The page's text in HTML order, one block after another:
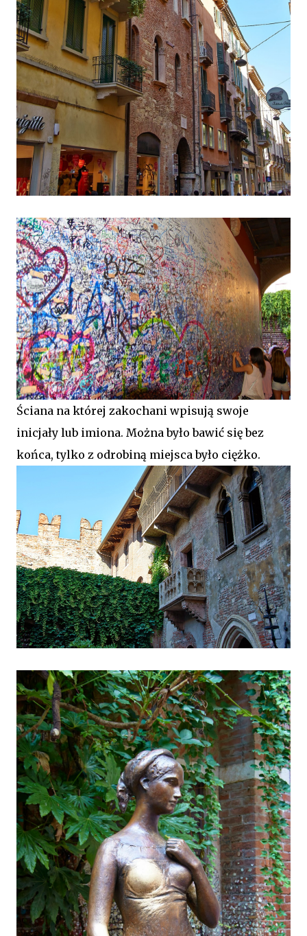
Ściana na której zakochani wpisują swoje
inicjały lub imiona. Można było bawić się bez
końca, tylko z odrobiną miejsca było ciężko.